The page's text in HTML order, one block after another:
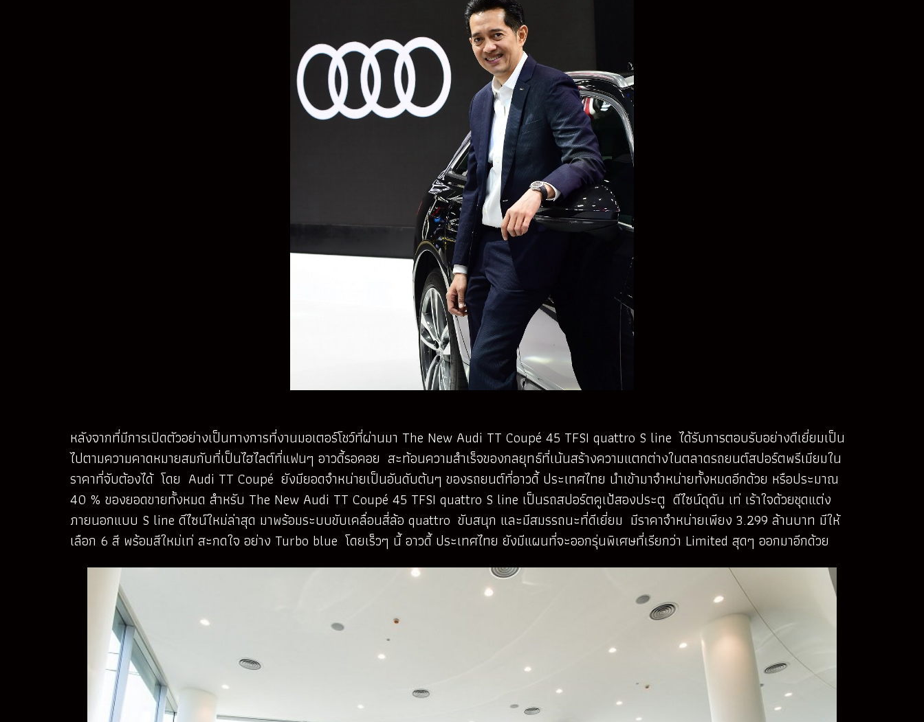
หลังจากที่มีการเปิดตัวอย่างเป็นทางการที่งานมอเตอร์โชว์ที่ผ่านมา The New Audi TT Coupé 45 TFSI quattro S line ได้รับการตอบรับอย่างดีเยี่ยมเป็น
ไปตามความคาดหมายสมกับที่เป็นไฮไลต์ที่แฟนๆ อาวดี้รอคอย สะท้อนความสำเร็จของกลยุทธ์ที่เน้นสร้างความแตกต่างในตลาดรถยนต์สปอร์ตพรีเมียมใน
ราคาที่จับต้องได้ โดย Audi TT Coupé ยังมียอดจำหน่ายเป็นอันดับต้นๆ ของรถยนต์ที่อาวดี้ ประเทศไทย นำเข้ามาจำหน่ายทั้งหมดอีกด้วย หรือประมาณ
40 % ของยอดขายทั้งหมด สำหรับ The New Audi TT Coupé 45 TFSI quattro S line เป็นรถสปอร์ตคูเป้สองประตู ดีไซน์ดุดัน เท่ เร้าใจด้วยชุดแต่ง
ภายนอกแบบ S line ดีไซน์ใหม่ล่าสุด มาพร้อมระบบขับเคลื่อนสี่ล้อ quattro ขับสนุก และมีสมรรถนะที่ดีเยี่ยม มีราคาจำหน่ายเพียง 3.299 ล้านบาท มีให้
เลือก 6 สี พร้อมสีใหม่เท่ สะกดใจ อย่าง Turbo blue โดยเร็วๆ นี้ อาวดี้ ประเทศไทย ยังมีแผนที่จะออกรุ่นพิเศษที่เรียกว่า Limited สุดๆ ออกมาอีกด้วย